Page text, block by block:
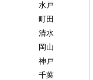
水戸
町田
清水
岡山
神戸
千葉